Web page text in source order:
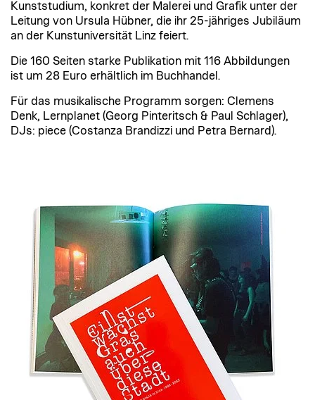
Kunststudium, konkret der Malerei und Grafik unter der
Leitung von Ursula Hübner, die ihr 25-jähriges Jubiläum
an der Kunstuniversität Linz feiert.
Die 160 Seiten starke Publikation mit 116 Abbildungen
ist um 28 Euro erhältlich im Buchhandel.
Für das musikalische Programm sorgen: Clemens
Denk, Lernplanet (Georg Pinteritsch & Paul Schlager),
DJs: piece (Costanza Brandizzi und Petra Bernard).